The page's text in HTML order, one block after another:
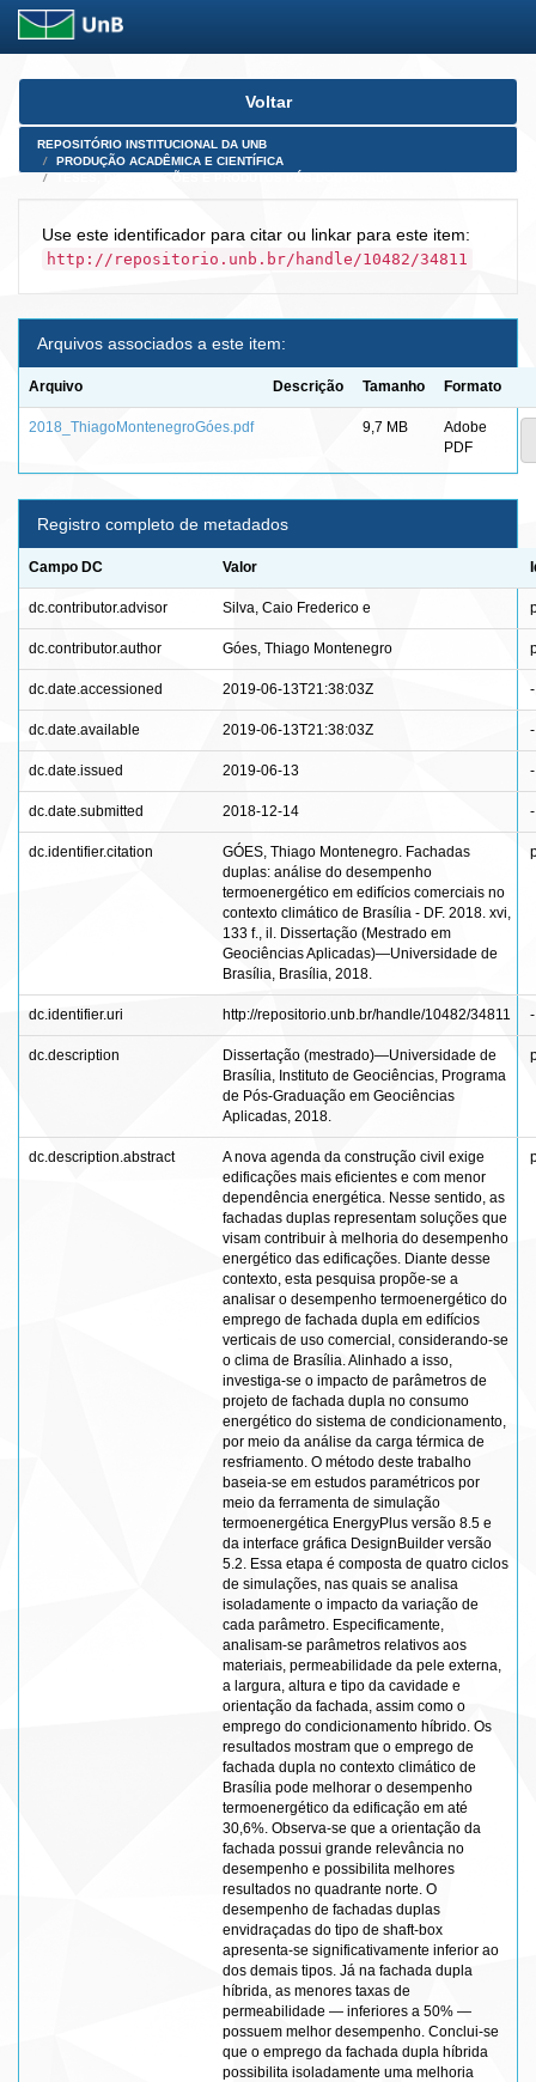
Skip
Voltar
REPOSITÓRIO INSTITUCIONAL DA UNB
PRODUÇÃO ACADÊMICA E CIENTÍFICA
Use este identificador para citar ou linkar para este item:
http://repositorio.unb.br/handle/10482/34811
Arquivos associados a este item:
Arquivo Descrição Tamanho Formato
2018_ThiagoMontenegroGóes.pdf 9,7 MB
Adobe
PDF
Registro completo de metadados
Campo DC Valor
dc.contributor.advisor Silva, Caio Frederico e
dc.contributor.author Góes, Thiago Montenegro
dc.date.accessioned 2019-06-13T21:38:03Z -
dc.date.available 2019-06-13T21:38:03Z -
dc.date.issued 2019-06-13 -
dc.date.submitted 2018-12-14 -
dc.identifier.citation
GÓES, Thiago Montenegro. Fachadas
duplas: análise do desempenho
termoenergético em edifícios comerciais no
contexto climático de Brasília - DF. 2018. xvi,
133 f., il. Dissertação (Mestrado em
Geociências Aplicadas)—Universidade de
Brasília, Brasília, 2018.
dc.identifier.uri http://repositorio.unb.br/handle/10482/34811 -
dc.description
Dissertação (mestrado)—Universidade de
Brasília, Instituto de Geociências, Programa
de Pós-Graduação em Geociências
Aplicadas, 2018.
dc.description.abstract
A nova agenda da construção civil exige
edificações mais eficientes e com menor
dependência energética. Nesse sentido, as
fachadas duplas representam soluções que
visam contribuir à melhoria do desempenho
energético das edificações. Diante desse
contexto, esta pesquisa propõe-se a
analisar o desempenho termoenergético do
emprego de fachada dupla em edifícios
verticais de uso comercial, considerando-se
o clima de Brasília. Alinhado a isso,
investiga-se o impacto de parâmetros de
projeto de fachada dupla no consumo
energético do sistema de condicionamento,
por meio da análise da carga térmica de
resfriamento. O método deste trabalho
baseia-se em estudos paramétricos por
meio da ferramenta de simulação
termoenergética EnergyPlus versão 8.5 e
da interface gráfica DesignBuilder versão
5.2. Essa etapa é composta de quatro ciclos
de simulações, nas quais se analisa
isoladamente o impacto da variação de
cada parâmetro. Especificamente,
analisam-se parâmetros relativos aos
materiais, permeabilidade da pele externa,
a largura, altura e tipo da cavidade e
orientação da fachada, assim como o
emprego do condicionamento híbrido. Os
resultados mostram que o emprego de
fachada dupla no contexto climático de
Brasília pode melhorar o desempenho
termoenergético da edificação em até
30,6%. Observa-se que a orientação da
fachada possui grande relevância no
desempenho e possibilita melhores
resultados no quadrante norte. O
desempenho de fachadas duplas
envidraçadas do tipo de shaft-box
apresenta-se significativamente inferior ao
dos demais tipos. Já na fachada dupla
híbrida, as menores taxas de
permeabilidade — inferiores a 50% —
possuem melhor desempenho. Conclui-se
que o emprego da fachada dupla híbrida
possibilita isoladamente uma melhoria